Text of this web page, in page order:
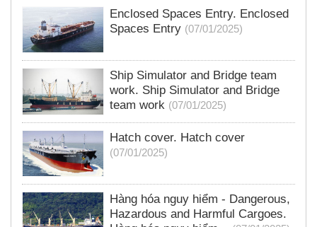
Enclosed Spaces Entry. Enclosed
Spaces Entry (07/01/2025)
Ship Simulator and Bridge team
work. Ship Simulator and Bridge
team work (07/01/2025)
Hatch cover. Hatch cover
(07/01/2025)
Hàng hóa nguy hiểm - Dangerous,
Hazardous and Harmful Cargoes.